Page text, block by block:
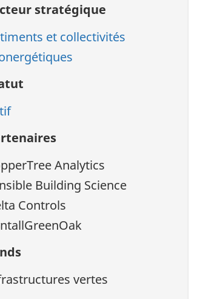
stratégique
et collectivités
Analytics
Building Science
Controls
vertes